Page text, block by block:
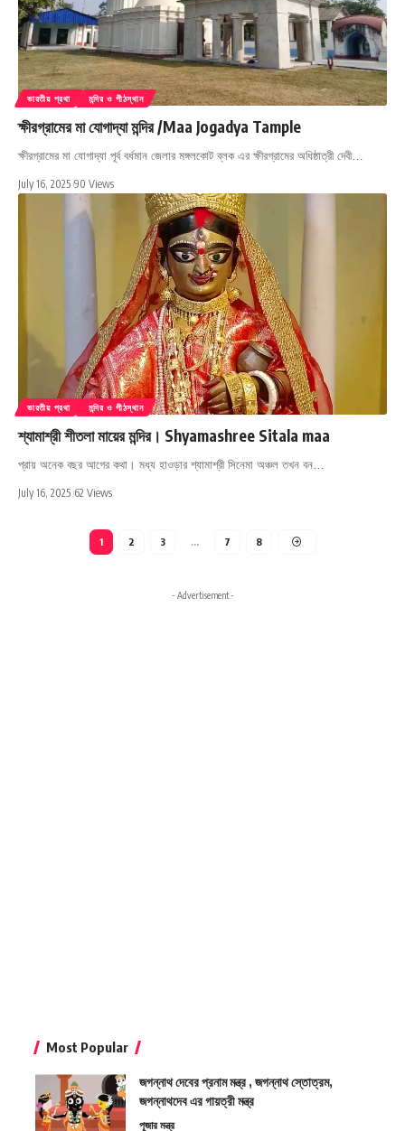
ভারতীয় প্রথা মন্দির ও পীঠস্থান
ক্ষীরগ্রামের মা যোগাদ্যা মন্দির /Maa Jogadya Tample
ক্ষীরগ্রামের মা যোগাদ্যা পূর্ব বর্ধমান জেলার মঙ্গলকোট ব্লক এর ক্ষীরগ্রামের অধিষ্ঠাত্রী দেবী…
July 16, 2025 90 Views
ভারতীয় প্রথা মন্দির ও পীঠস্থান
শ্যামাশ্রী শীতলা মায়ের মন্দির। Shyamashree Sitala maa
প্রায় অনেক বছর আগের কথা। মধ্য হাওড়ার শ্যামাশ্রী সিনেমা অঞ্চল তখন বন…
July 16, 2025 62 Views
1 2 3 … 7 8
- Advertisement -
Most Popular
জগন্নাথ দেবের প্রনাম মন্ত্র , জগন্নাথ স্তোত্রম,
জগন্নাথদেব এর গায়ত্রী মন্ত্র
পূজার মন্ত্র